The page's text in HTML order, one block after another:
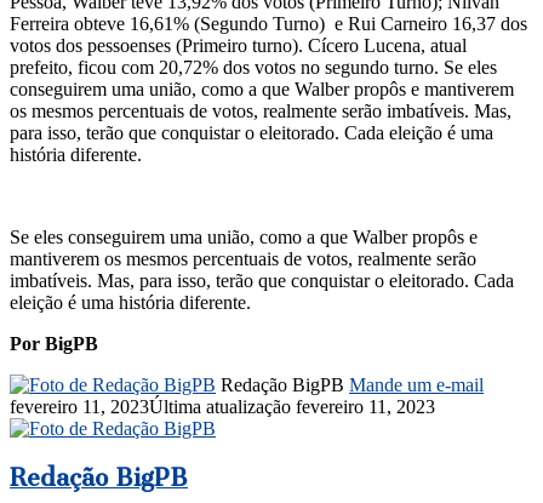
Ferreira obteve 16,61% (Segundo Turno) e Rui Carneiro 16,37 dos
votos dos pessoenses (Primeiro turno). Cícero Lucena, atual
prefeito, ficou com 20,72% dos votos no segundo turno. Se eles
conseguirem uma união, como a que Walber propôs e mantiverem
os mesmos percentuais de votos, realmente serão imbatíveis. Mas,
para isso, terão que conquistar o eleitorado. Cada eleição é uma
história diferente.
Se eles conseguirem uma união, como a que Walber propôs e
mantiverem os mesmos percentuais de votos, realmente serão
imbatíveis. Mas, para isso, terão que conquistar o eleitorado. Cada
eleição é uma história diferente.
Por BigPB
Redação BigPB Mande um e-mail
fevereiro 11, 2023Última atualização fevereiro 11, 2023
Redação BigPB